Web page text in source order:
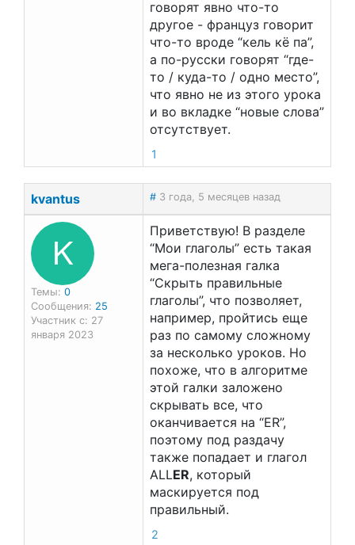
говорят явно что-то
другое - француз говорит
что-то вроде “кель кё па”,
а по-русски говорят “где-
то / куда-то / одно место”,
что явно не из этого урока
и во вкладке “новые слова”
отсутствует.
1
kvantus # 3 года, 5 месяцев назад
K
Темы: 0
Сообщения: 25
Участник с: 27
января 2023
Приветствую! В разделе
“Мои глаголы” есть такая
мега-полезная галка
“Скрыть правильные
глаголы”, что позволяет,
например, пройтись еще
раз по самому сложному
за несколько уроков. Но
похоже, что в алгоритме
этой галки заложено
скрывать все, что
оканчивается на “ER”,
поэтому под раздачу
также попадает и глагол
ALLER, который
маскируется под
правильный.
2